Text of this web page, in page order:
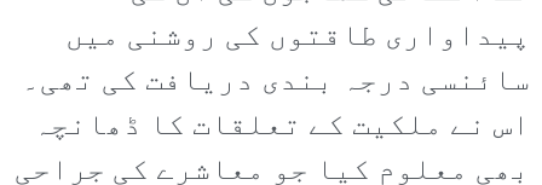
پیداواری طاقتوں کی روشنی میں
سائنسی درجہ بندی دریافت کی تھی۔
اس نے ملکیت کے تعلقات کا ڈھانچہ
بھی معلوم کیا جو معاشرے کی جراحی